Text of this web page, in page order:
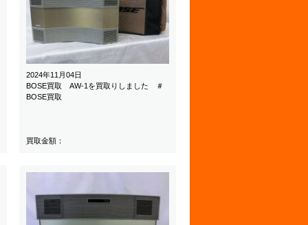
2024年11月04日
BOSE買取 AW-1を買取りしました ＃
BOSE買取
買取金額：